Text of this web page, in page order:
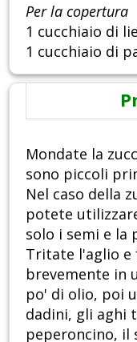
Per la copertura
1 cucchiaio di
1 cucchiaio di
Mondate la
sono piccoli
Nel caso della
potete
solo i semi e la
Tritate l'aglio e
brevemente in
po' di olio, poi
dadini, gli aghi
peperoncino, il